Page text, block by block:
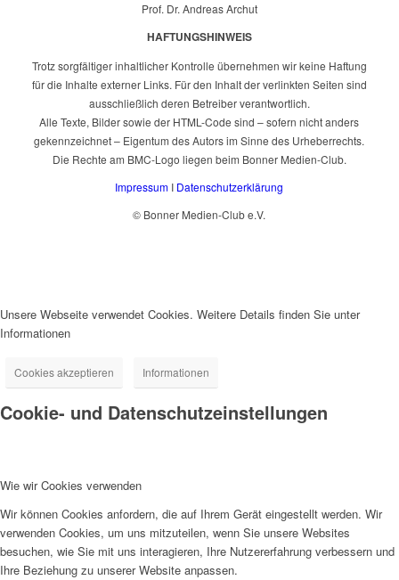
Prof. Dr. Andreas Archut
HAFTUNGSHINWEIS
Trotz sorgfältiger inhaltlicher Kontrolle übernehmen wir keine Haftung
für die Inhalte externer Links. Für den Inhalt der verlinkten Seiten sind
ausschließlich deren Betreiber verantwortlich.
Alle Texte, Bilder sowie der HTML-Code sind – sofern nicht anders
gekennzeichnet – Eigentum des Autors im Sinne des Urheberrechts.
Die Rechte am BMC-Logo liegen beim Bonner Medien-Club.
Impressum I Datenschutzerklärung
© Bonner Medien-Club e.V.
Unsere Webseite verwendet Cookies. Weitere Details finden Sie unter
Informationen
Cookies akzeptieren Informationen
Cookie- und Datenschutzeinstellungen
Wie wir Cookies verwenden
Wir können Cookies anfordern, die auf Ihrem Gerät eingestellt werden. Wir
verwenden Cookies, um uns mitzuteilen, wenn Sie unsere Websites
besuchen, wie Sie mit uns interagieren, Ihre Nutzererfahrung verbessern und
Ihre Beziehung zu unserer Website anpassen.